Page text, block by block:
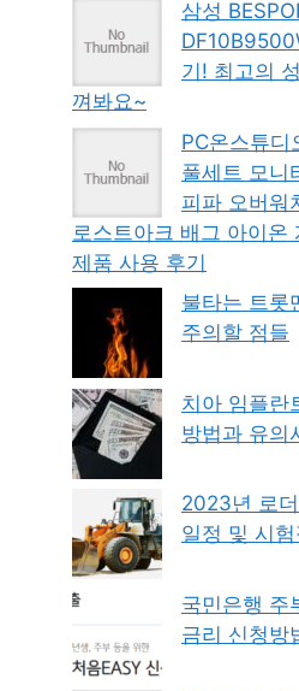
삼성
기! 최고의
껴봐요~
PC온스튜디
풀세트 모니
피파 오버워
로스트아크 배그 아이온
제품 사용 후기
불타는 트롯
주의할 점들
치아 임플란
방법과 유의
2023년 로
일정 및 시
국민은행 주
금리 신청방